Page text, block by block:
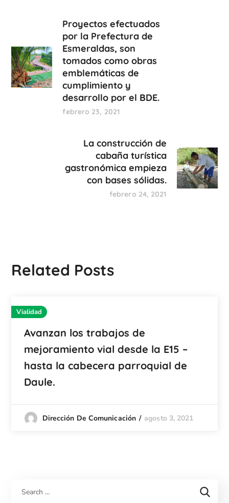
Proyectos efectuados
por la Prefectura de
Esmeraldas, son
tomados como obras
emblemáticas de
cumplimiento y
desarrollo por el BDE.
febrero 23, 2021
La construcción de
cabaña turística
gastronómica empieza
con bases sólidas.
febrero 24, 2021
Related Posts
Vialidad
Avanzan los trabajos de
mejoramiento vial desde la E15 –
hasta la cabecera parroquial de
Daule.
Dirección De Comunicación agosto 3, 2021